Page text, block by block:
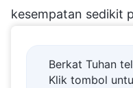
kesempatan sedikit
tidak perlu
mereka. Bukankah
mendengar
Berkat Tuhan
Klik tombol